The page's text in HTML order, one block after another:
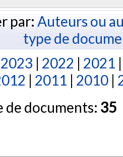
par: Auteurs ou
type de
2023 | 2022 | 2021
| 2011 | 2010 |
de documents: 35